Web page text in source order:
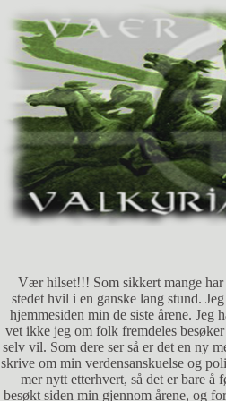
Vær hilset!!! Som sikkert mange har
stedet hvil i en ganske lang stund.
hjemmesiden min de siste årene.
vet ikke jeg om folk fremdeles
selv vil. Som dere ser så er det en ny
skrive om min verdensanskuelse og
mer nytt etterhvert, så det er bare å
besøkt siden min gjennom årene, og